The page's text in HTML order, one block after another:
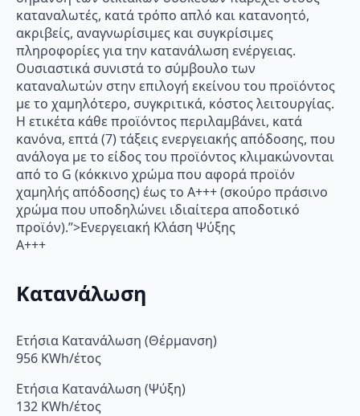
καταναλωτές, κατά τρόπο απλό και κατανοητό,
ακριβείς, αναγνωρίσιμες και συγκρίσιμες
πληροφορίες για την κατανάλωση ενέργειας.
Ουσιαστικά συνιστά το σύμβουλο των
καταναλωτών στην επιλογή εκείνου του προϊόντος
με το χαμηλότερο, συγκριτικά, κόστος λειτουργίας.
Η ετικέτα κάθε προϊόντος περιλαμβάνει, κατά
κανόνα, επτά (7) τάξεις ενεργειακής απόδοσης, που
ανάλογα με το είδος του προϊόντος κλιμακώνονται
από το G (κόκκινο χρώμα που αφορά προϊόν
χαμηλής απόδοσης) έως το Α+++ (σκούρο πράσινο
χρώμα που υποδηλώνει ιδιαίτερα αποδοτικό
προϊόν).”>Ενεργειακή Κλάση Ψύξης
A+++
Κατανάλωση
Ετήσια Κατανάλωση (Θέρμανση)
956 KWh/έτος
Ετήσια Κατανάλωση (Ψύξη)
132 KWh/έτος